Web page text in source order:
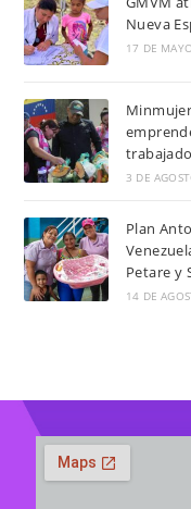
Nueva
17 DE
3 DE
Plan
Petare y
14 DE